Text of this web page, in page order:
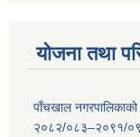
योजना तथा
पाँचखाल नगरपालिकाको
२०८२/०८३–२०९१/